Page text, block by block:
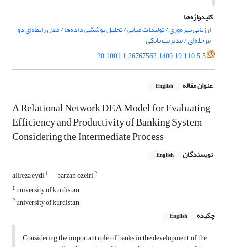
کلیدواژه‌ها
ارزیابی بهره‌وری / تولیدات میانی / تحلیل پوششی داده‌ها / مدل رابطه‌ای دو
مرحله‌ای / مدیریت بانکی
20.1001.1.26767562.1400.19.110.5.5
عنوان مقاله English
A Relational Network DEA Model for Evaluating
Efficiency and Productivity of Banking System
Considering the Intermediate Process
نویسندگان English
alireza eydi1 barzan ozeiri2
1university of kurdistan
2university of kurdistan
چکیده
English
Considering the important role of banks in the development of the